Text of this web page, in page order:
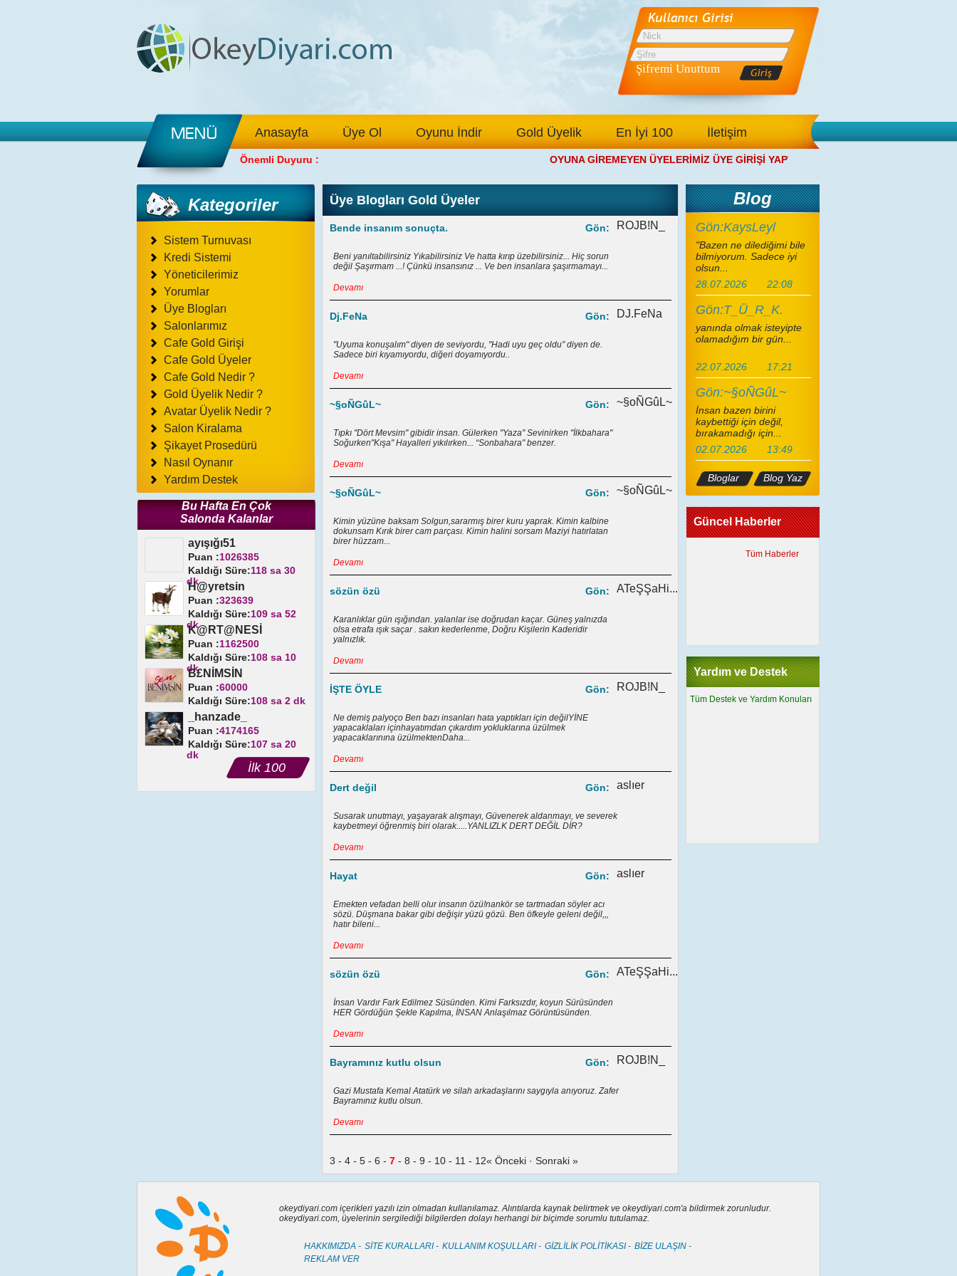
Şifremi Unuttum
Anasayfa Üye Ol Oyunu İndir Gold Üyelik En İyi 100 İletişim
Önemli Duyuru : OYUNA GİREMEYEN ÜYELERİMİZ ÜYE GİRİŞİ YAPTIKTAN SONRA ANA SAYFAMIZDAN
Kategoriler
Sistem Turnuvası
Kredi Sistemi
Yöneticilerimiz
Yorumlar
Üye Blogları
Salonlarımız
Cafe Gold Girişi
Cafe Gold Üyeler
Cafe Gold Nedir ?
Gold Üyelik Nedir ?
Avatar Üyelik Nedir ?
Salon Kiralama
Şikayet Prosedürü
Nasıl Oynanır
Yardım Destek
Bu Hafta En Çok
Salonda Kalanlar
ayışığı51
Puan :1026385
Kaldığı Süre:118 sa 30
dk
H@yretsin
Puan :323639
Kaldığı Süre:109 sa 52
dk
K@RT@NESİ
Puan :1162500
Kaldığı Süre:108 sa 10
dk
B£NİMSİN
Puan :60000
Kaldığı Süre:108 sa 2 dk
_hanzade_
Puan :4174165
Kaldığı Süre:107 sa 20
dk
İlk 100
Üye Blogları Gold Üyeler
Bende insanım sonuçta. ROJB!N_
Gön:
Beni yanıltabilirsiniz Yıkabilirsiniz Ve hatta kırıp üzebilirsiniz... Hiç sorun
değil Şaşırmam ...! Çünkü insansınız ... Ve ben insanlara şaşırmamayı...
Devamı
Dj.FeNa DJ.FeNa
Gön:
"Uyuma konuşalım" diyen de seviyordu, "Hadi uyu geç oldu" diyen de.
Sadece biri kıyamıyordu, diğeri doyamıyordu..
Devamı
~§oÑGûL~ ~§oÑGûL~
Gön:
Tıpkı "Dört Mevsim" gibidir insan. Gülerken "Yaza" Sevinirken "İlkbahara"
Soğurken"Kışa" Hayalleri yıkılırken... “Sonbahara" benzer.
Devamı
~§oÑGûL~ ~§oÑGûL~
Gön:
Kimin yüzüne baksam Solgun,sararmış birer kuru yaprak. Kimin kalbine
dokunsam Kırık birer cam parçası. Kimin halini sorsam Maziyi hatırlatan
birer hüzzam...
Devamı
sözün özü ATeŞŞaHi...
Gön:
Karanlıklar gün ışığından. yalanlar ise doğrudan kaçar. Güneş yalnızda
olsa etrafa ışık saçar . sakın kederlenme, Doğru Kişilerin Kaderidir
yalnızlık.
Devamı
İŞTE ÖYLE ROJB!N_
Gön:
Ne demiş palyoço Ben bazı insanları hata yaptıkları için değilYİNE
yapacaklaları içinhayatımdan çıkardım yokluklarına üzülmek
yapacaklarınına üzülmektenDaha...
Devamı
Dert değil aslıer
Gön:
Susarak unutmayı, yaşayarak alışmayı, Güvenerek aldanmayı, ve severek
kaybetmeyi öğrenmiş biri olarak.....YANLIZLK DERT DEĞİL DİR?
Devamı
Hayat aslıer
Gön:
Emekten vefadan belli olur insanın özü!nankör se tartmadan söyler acı
sözü. Düşmana bakar gibi değişir yüzü gözü. Ben öfkeyle geleni değil,,,
hatır bileni...
Devamı
sözün özü ATeŞŞaHi...
Gön:
İnsan Vardır Fark Edilmez Süsünden. Kimi Farksızdır, koyun Sürüsünden
HER Gördüğün Şekle Kapılma, İNSAN Anlaşılmaz Görüntüsünden.
Devamı
Bayramınız kutlu olsun ROJB!N_
Gön:
Gazi Mustafa Kemal Atatürk ve silah arkadaşlarını saygıyla anıyoruz. Zafer
Bayramınız kutlu olsun.
Devamı
3 - 4 - 5 - 6 - 7 - 8 - 9 - 10 - 11 - 12« Önceki · Sonraki »
Blog
Gön:KaysLeyl
"Bazen ne dilediğimi bile
bilmiyorum. Sadece iyi
olsun...
28.07.2026
22:08
Gön:T_Ü_R_K.
yanında olmak isteyipte
olamadığım bir gün...
22.07.2026 17:21
Gön:~§oÑGûL~
İnsan bazen birini
kaybettiği için değil,
bırakamadığı için...
02.07.2026
13:49
Bloglar Blog Yaz
Güncel Haberler
Tüm Haberler
Yardım ve Destek
Tüm Destek ve Yardım Konuları
okeydiyari.com içerikleri yazılı izin olmadan kullanılamaz. Alıntılarda kaynak belirtmek ve okeydiyari.com'a bildirmek zorunludur.
okeydiyari.com, üyelerinin sergilediği bilgilerden dolayı herhangi bir biçimde sorumlu tutulamaz.
HAKKIMIZDA - SİTE KURALLARI - KULLANIM KOŞULLARI - GİZLİLİK POLİTİKASI - BİZE ULAŞIN -
REKLAM VER